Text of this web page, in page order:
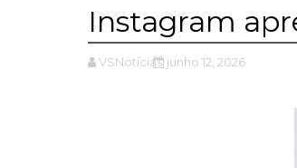
Instagram
VSNotícias junho 12, 2026